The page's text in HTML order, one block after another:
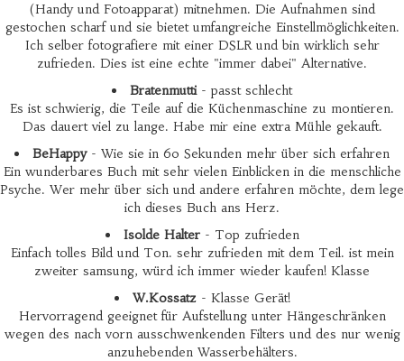
(Handy und Fotoapparat) mitnehmen. Die Aufnahmen sind
gestochen scharf und sie bietet umfangreiche Einstellmöglichkeiten.
Ich selber fotografiere mit einer DSLR und bin wirklich sehr
zufrieden. Dies ist eine echte "immer dabei" Alternative.
Bratenmutti- passt schlecht
Es ist schwierig, die Teile auf die Küchenmaschine zu montieren.
Das dauert viel zu lange. Habe mir eine extra Mühle gekauft.
BeHappy- Wie sie in 60 Sekunden mehr über sich erfahren
Ein wunderbares Buch mit sehr vielen Einblicken in die menschliche
Psyche. Wer mehr über sich und andere erfahren möchte, dem lege
ich dieses Buch ans Herz.
Isolde Halter- Top zufrieden
Einfach tolles Bild und Ton. sehr zufrieden mit dem Teil. ist mein
zweiter samsung, würd ich immer wieder kaufen! Klasse
W.Kossatz- Klasse Gerät!
Hervorragend geeignet für Aufstellung unter Hängeschränken
wegen des nach vorn ausschwenkenden Filters und des nur wenig
anzuhebenden Wasserbehälters.